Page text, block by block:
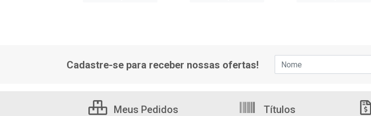
Cadastre-se para receber nossas ofertas!
Meus Pedidos Títulos